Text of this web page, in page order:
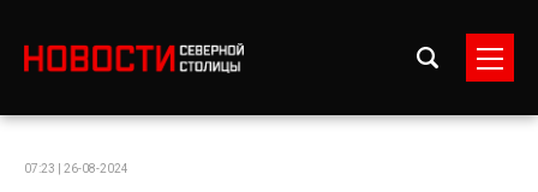
07:23 | 26-08-2024